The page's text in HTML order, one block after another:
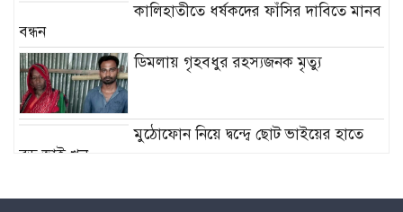
কালিহাতীতে ধর্ষকদের ফাঁসির দাবিতে মানব
বন্ধন
ডিমলায় গৃহবধুর রহস্যজনক মৃত্যু
মুঠোফোন নিয়ে দ্বন্দ্বে ছোট ভাইয়ের হাতে
বড় ভাই খুন